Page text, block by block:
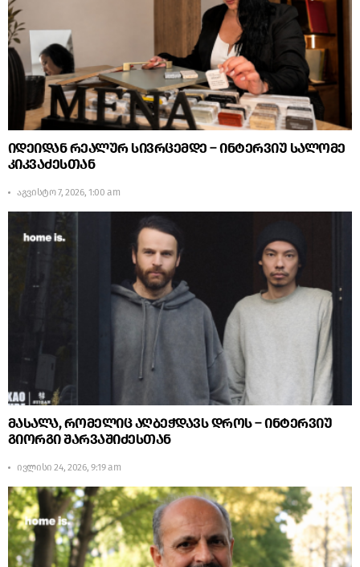
იდეიდან რეალურ სივრცემდე – ინტერვიუ სალომე
კიკვაძესთან
აგვისტო 7, 2026, 1:00 am
მასალა, რომელიც აღბეჭდავს დროს – ინტერვიუ
გიორგი შარვაშიძესთან
ივლისი 24, 2026, 9:19 am